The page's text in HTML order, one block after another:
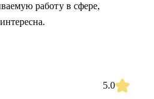
работу в сфере,
5.0